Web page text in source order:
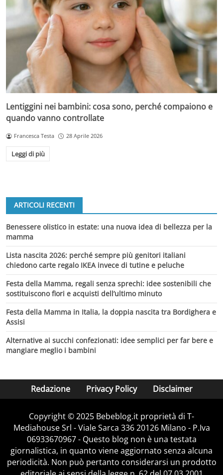
Lentiggini nei bambini: cosa sono, perché compaiono e
quando vanno controllate
Francesca Testa 28 Aprile 2026
Leggi di più
ARTICOLI RECENTI
Benessere olistico in estate: una nuova idea di bellezza per la
mamma
Lista nascita 2026: perché sempre più genitori italiani
chiedono carte regalo IKEA invece di tutine e peluche
Festa della Mamma, regali senza sprechi: idee sostenibili che
sostituiscono fiori e acquisti dell’ultimo minuto
Festa della Mamma in Italia, la doppia nascita tra Bordighera e
Assisi
Alternative ai succhi confezionati: idee semplici per far bere e
mangiare meglio i bambini
Redazione Privacy Policy Disclaimer
Copyright © 2025 Bebeblog.it proprietà di T-
Mediahouse Srl - Viale Sarca 336 20126 Milano - P.Iva
06933670967 - Questo blog non è una testata
giornalistica, in quanto viene aggiornato senza alcuna
periodicità. Non può pertanto considerarsi un prodotto